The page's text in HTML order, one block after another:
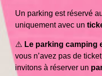
Un parking est réservé
uniquement avec un
⚠️ Le parking camping
vous n’avez pas de
invitons à réserver un